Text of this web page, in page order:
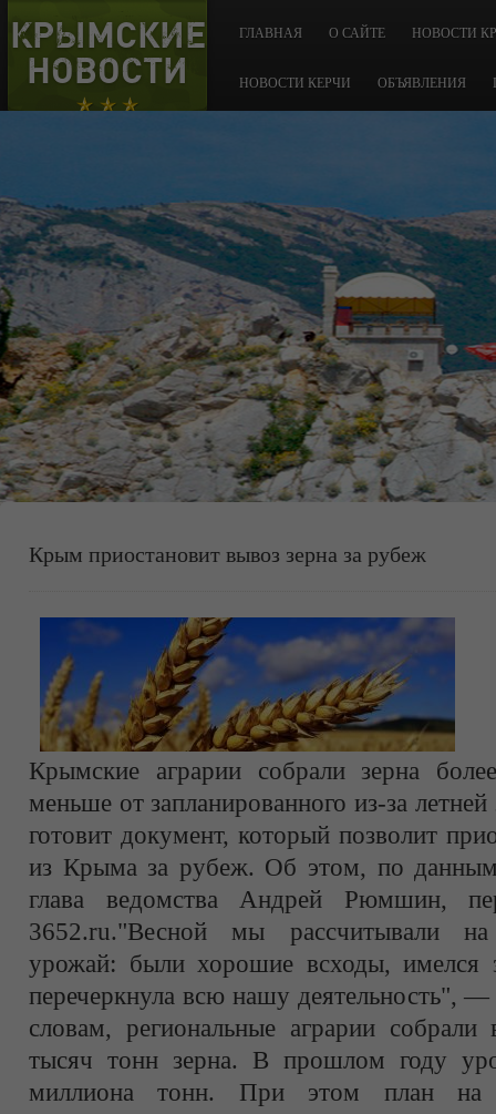
КРЫМСКИЕ
НОВОСТИ
ГЛАВНАЯ О САЙТЕ НОВОСТИ
НОВОСТИ КЕРЧИ ОБЪЯВЛЕНИЯ
Крым приостановит вывоз зерна за рубеж
Крымские аграрии собрали зерна
меньше от запланированного из-за
готовит документ, который позволит
из Крыма за рубеж. Об этом, по
глава ведомства Андрей Рюмшин,
3652.ru."Весной мы рассчитывали на
урожай: были хорошие всходы, имелся
перечеркнула всю нашу деятельность",
словам, региональные аграрии
тысяч тонн зерна. В прошлом году
миллиона тонн. При этом план